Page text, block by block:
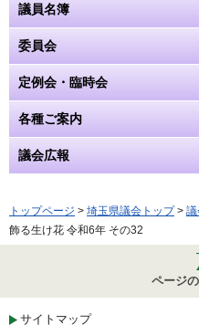
議員名簿
委員会
定例会・臨時会
各種ご案内
議会広報
トップページ > 埼玉県議会トップ> 議
飾る生け花 令和6年 その32
ページ
サイトマップ